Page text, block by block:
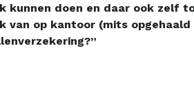
kunnen doen en daar ook zelf
van op kantoor (mits